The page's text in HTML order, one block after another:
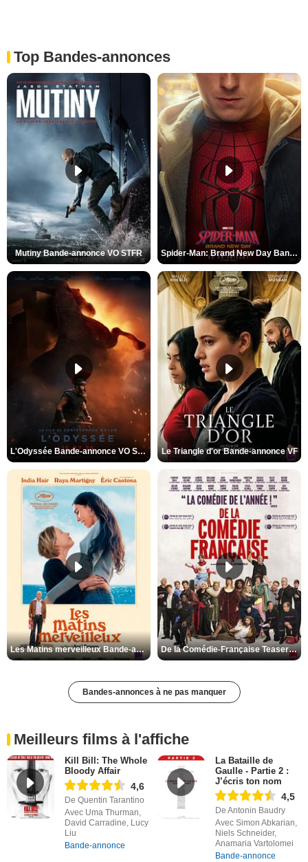
Top Bandes-annonces
Mutiny Bande-annonce VO STFR Spider-Man: Brand New Day Bande-annonce VO STFR
L'Odyssée Bande-annonce VO STFR Le Triangle d'or Bande-annonce VF
Les Matins merveilleux Bande-annonce VF De la Comédie-Française Teaser VF
Bandes-annonces à ne pas manquer
Meilleurs films à l'affiche
Kill Bill: The Whole
Bloody Affair
4,6
De Quentin Tarantino
Avec Uma Thurman,
David Carradine, Lucy
Liu
Bande-annonce
La Bataille de
Gaulle - Partie 2 :
J’écris ton nom
4,5
De Antonin Baudry
Avec Simon Abkarian,
Niels Schneider,
Anamaria Vartolomei
Bande-annonce